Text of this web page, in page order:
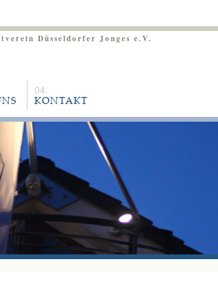
Düsseldorfer Jonges e.V.
KONTAKT